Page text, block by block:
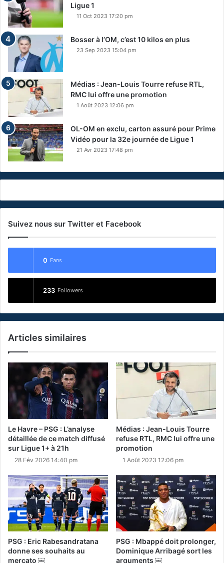
Ligue 1
11 Oct 2023 17:20 pm
Bosser à l’OM, c’est 10 kilos en plus
23 Sep 2023 15:04 pm
Médias : Jean-Louis Tourre refuse RTL,
RMC lui offre une promotion
1 Août 2023 12:06 pm
OL-OM en exclu, carton assuré pour Prime
Vidéo pour la 32e journée de Ligue 1
21 Avr 2023 17:48 pm
Suivez nous sur Twitter et Facebook
0 Fans
233 Followers
Articles similaires
Le Havre – PSG : L’analyse
détaillée de ce match diffusé
sur Ligue 1+ à 21h
28 Fév 2026 14:40 pm
Médias : Jean-Louis Tourre
refuse RTL, RMC lui offre une
promotion
1 Août 2023 12:06 pm
PSG : Eric Rabesandratana
donne ses souhaits au
mercato ￼
PSG : Mbappé doit prolonger,
Dominique Arribagé sort les
arguments ￼